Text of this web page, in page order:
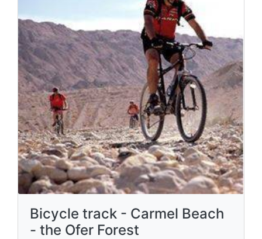
Bicycle track - Carmel Beach
- the Ofer Forest